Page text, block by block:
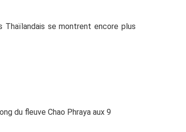
se montrent encore plus
du fleuve Chao Phraya aux 9